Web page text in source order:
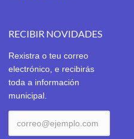
RECIBIR NOVIDADES
Rexistra o teu correo
electrónico, e recibirás
toda a información
municipal.